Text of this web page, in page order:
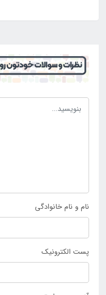
هزینه کم تری نیز بابت
استخر پیش ساخته
امکانات از
فروشگاه اینتکس
حضوری صورت می گیرد.
نام و نام خانوادگی
پست الکترونیک